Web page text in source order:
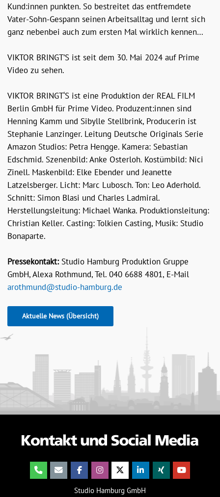
Kund:innen punkten. So bestreitet das entfremdete
Vater-Sohn-Gespann seinen Arbeitsalltag und lernt sich
ganz nebenbei auch zum ersten Mal wirklich kennen…
VIKTOR BRINGT’S ist seit dem 30. Mai 2024 auf Prime
Video zu sehen.
VIKTOR BRINGT‘S ist eine Produktion der REAL FILM
Berlin GmbH für Prime Video. Produzent:innen sind
Henning Kamm und Sibylle Stellbrink, Producerin ist
Stephanie Lanzinger. Leitung Deutsche Originals Serie
Amazon Studios: Petra Hengge. Kamera: Sebastian
Edschmid. Szenenbild: Anke Osterloh. Kostümbild: Nici
Zinell. Maskenbild: Elke Ebender und Jeanette
Latzelsberger. Licht: Marc Lubosch. Ton: Leo Aderhold.
Schnitt: Simon Blasi und Charles Ladmiral.
Herstellungsleitung: Michael Wanka. Produktionsleitung:
Christian Keller. Casting: Tolkien Casting, Musik: Studio
Bonaparte.
Pressekontakt:Studio Hamburg Produktion Gruppe
GmbH, Alexa Rothmund, Tel. 040 6688 4801, E-Mail
arothmund@studio-hamburg.de
Aktuelle News (Übersicht)
Studio Hamburg GmbH